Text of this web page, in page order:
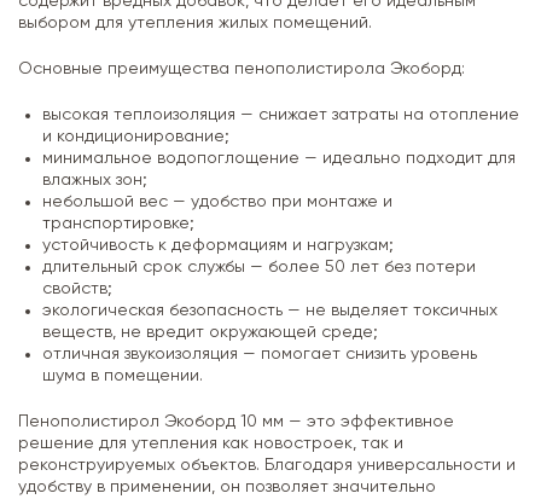
выбором для утепления жилых помещений.
Основные преимущества пенополистирола Экоборд:
высокая теплоизоляция — снижает затраты на отопление
и кондиционирование;
минимальное водопоглощение — идеально подходит для
влажных зон;
небольшой вес — удобство при монтаже и
транспортировке;
устойчивость к деформациям и нагрузкам;
длительный срок службы — более 50 лет без потери
свойств;
экологическая безопасность — не выделяет токсичных
веществ, не вредит окружающей среде;
отличная звукоизоляция — помогает снизить уровень
шума в помещении.
Пенополистирол Экоборд 10 мм — это эффективное
решение для утепления как новостроек, так и
реконструируемых объектов. Благодаря универсальности и
удобству в применении, он позволяет значительно